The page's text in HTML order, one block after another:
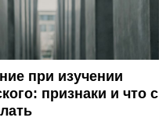
при изучении
признаки и что с